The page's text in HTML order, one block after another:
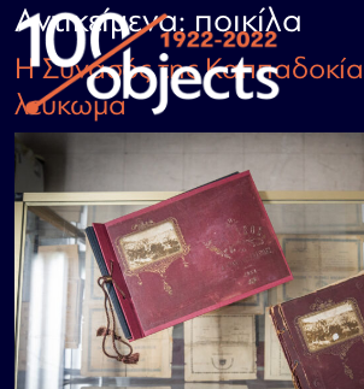
Μετάβαση στο περιεχόμενο
Κύρια πλοήγηση
Αντικείμενα:ποικίλα
Η Συνασός της
λεύκωμα